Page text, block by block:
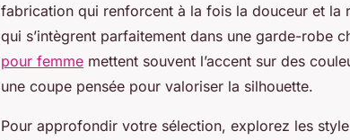
fabrication qui renforcent à la fois la douceur et la
qui s’intègrent parfaitement dans une garde-robe
pour femme mettent souvent l’accent sur des
une coupe pensée pour valoriser la silhouette.
Pour approfondir votre sélection, explorez les